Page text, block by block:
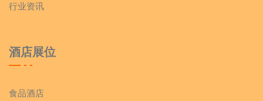
行业资讯
酒店展位
食品酒店